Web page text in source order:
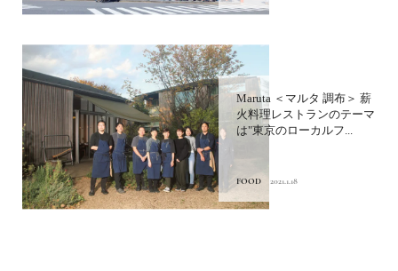
Maruta ＜マルタ 調布＞ 薪
火料理レストランのテーマ
は"東京のローカルフ...
FOOD 2021.1.18